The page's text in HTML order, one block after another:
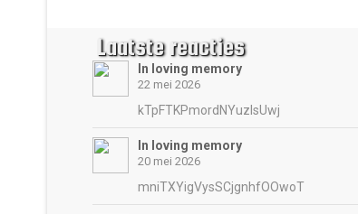
Laatste reacties
In loving memory
22 mei 2026
kTpFTKPmordNYuzIsUwj
In loving memory
20 mei 2026
mniTXYigVysSCjgnhfOOwoT